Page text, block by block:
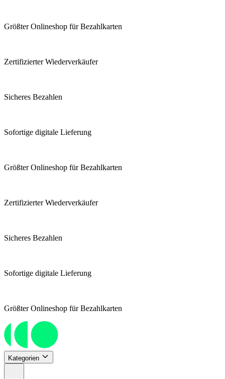
Größter Onlineshop für Bezahlkarten
Zertifizierter Wiederverkäufer
Sicheres Bezahlen
Sofortige digitale Lieferung
Größter Onlineshop für Bezahlkarten
Zertifizierter Wiederverkäufer
Sicheres Bezahlen
Sofortige digitale Lieferung
Größter Onlineshop für Bezahlkarten
Kategorien